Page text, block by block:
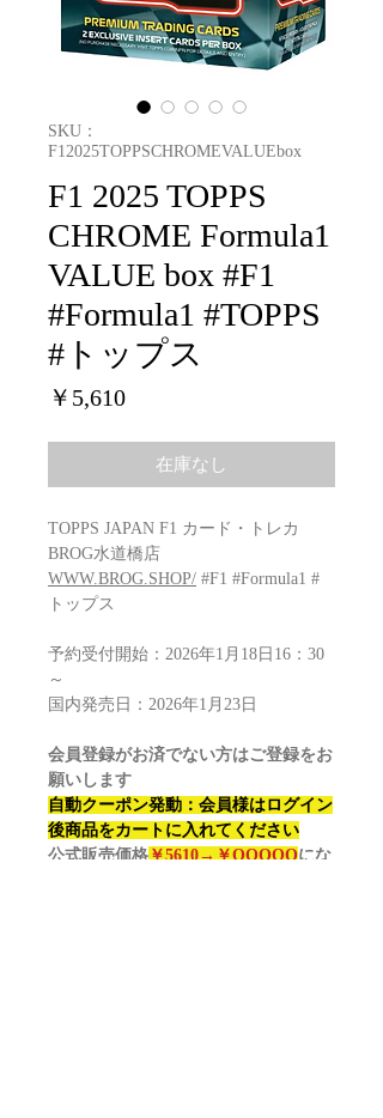
SKU：
F12025TOPPSCHROMEVALUEbox
F1 2025 TOPPS
CHROME Formula1
VALUE box #F1
#Formula1 #TOPPS
#トップス
￥5,610価
在庫なし
TOPPS JAPAN F1 カード・トレカ
BROG水道橋店
WWW.BROG.SHOP/ #F1 #Formula1 #
トップス
予約受付開始：2026年1月18日16：30
～
国内発売日：2026年1月23日
会員登録がお済でない方はご登録をお
願いします
自動クーポン発動：会員様はログイン
後商品をカートに入れてください
公式販売価格￥5610→￥OOOOOにな